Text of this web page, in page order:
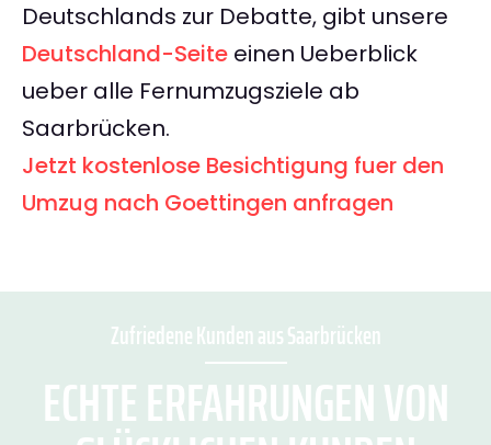
Deutschlands zur Debatte, gibt unsere
Deutschland-Seite einen Ueberblick
ueber alle Fernumzugsziele ab
Saarbrücken.
Jetzt kostenlose Besichtigung fuer den
Umzug nach Goettingen anfragen
Zufriedene Kunden aus Saarbrücken
ECHTE ERFAHRUNGEN VON